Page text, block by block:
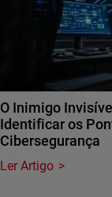
O Inimigo
Identificar os
Cibersegurança
Ler Artigo